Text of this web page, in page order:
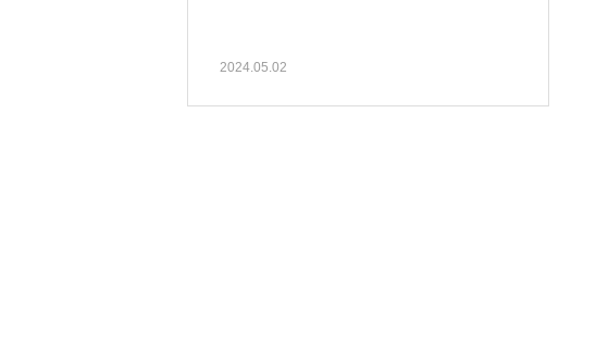
2024.05.02